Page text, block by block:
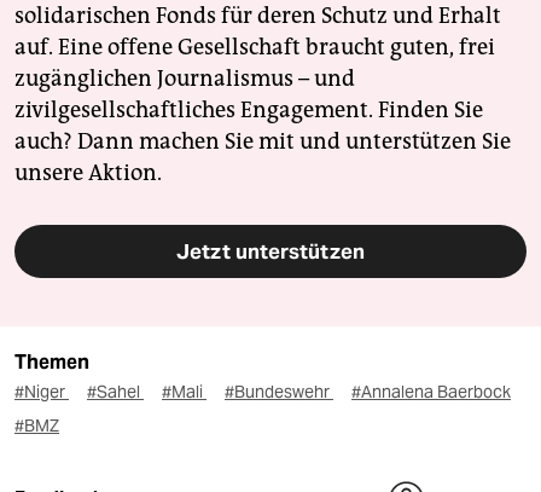
solidarischen Fonds für deren Schutz und Erhalt
auf. Eine offene Gesellschaft braucht guten, frei
zugänglichen Journalismus – und
zivilgesellschaftliches Engagement. Finden Sie
auch? Dann machen Sie mit und unterstützen Sie
unsere Aktion.
Jetzt unterstützen
Themen
#Niger #Sahel #Mali #Bundeswehr
#Annalena Baerbock
#BMZ